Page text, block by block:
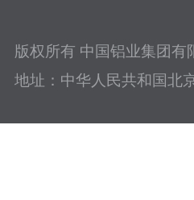
版权所有 中国铝业集团有
地址：中华人民共和国北